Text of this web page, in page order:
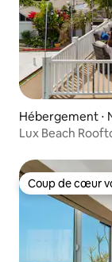
Hébergement ⋅
Lux Beach
Coup de cœur
Coup de cœur